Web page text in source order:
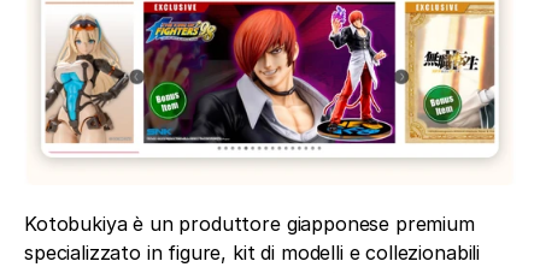
Kotobukiya è un produttore giapponese premium
specializzato in figure, kit di modelli e collezionabili